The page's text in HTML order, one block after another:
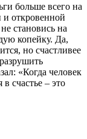
больше всего на
и откровенной
становись на
копейку. Да,
но счастливее
«Когда человек
в счастье – это